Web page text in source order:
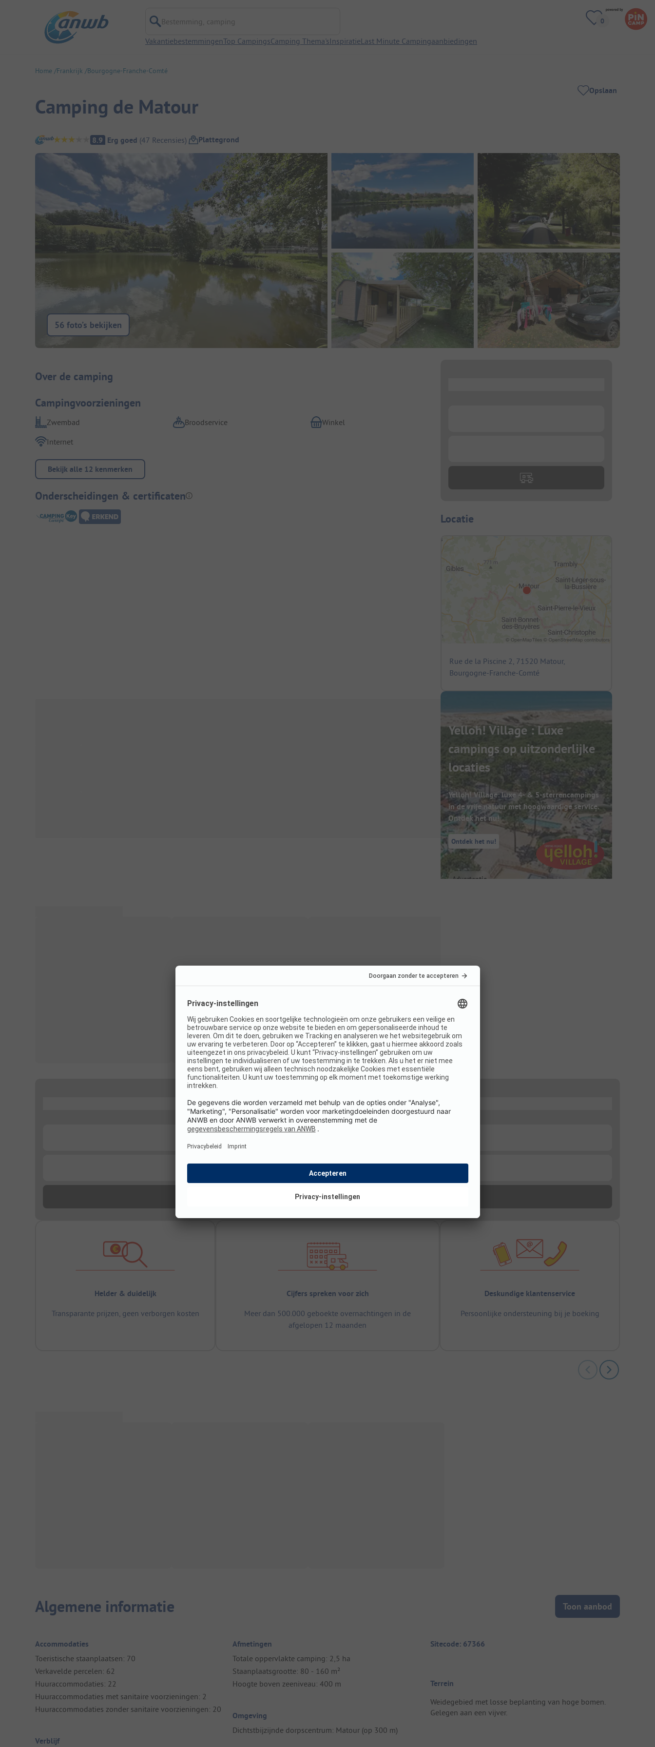
Bestemming, camping
VakantiebestemmingenTop CampingsCamping Thema'sInspiratieLast Minute Campingaanbiedingen
Home Frankrijk Bourgogne-Franche-Comté
Camping de Matour
Opslaan
Camping overzicht
8.9 Erg goed (47 Recensies) Plattegrond
56 foto’s bekijken
Camping introductie
Over de camping
Campingvoorzieningen
Zwembad Broodservice
Winkel
Internet
Bekijk alle 12 kenmerken
Onderscheidingen & certificaten
Locatie
Rue de la Piscine 2, 71520 Matour,
Bourgogne-Franche-Comté
Yelloh! Village : Luxe
campings op uitzonderlijke
locaties
Yelloh! Village: luxe 4- & 5-sterrencampings
in de vrije natuur met hoogwaardige service.
Ontdek het nu!
Ontdek het nu!
Helder & duidelijk
Transparante prijzen, geen verborgen kosten
Cijfers spreken voor zich
Meer dan 500.000 geboekte overnachtingen in de
afgelopen 12 maanden
Deskundige klantenservice
Persoonlijke ondersteuning bij je boeking
Algemene informatie Toon aanbod
Accommodaties
Toeristische staanplaatsen: 70
Verkavelde percelen: 62
Huuraccommodaties: 22
Huuraccommodaties met sanitaire voorzieningen: 2
Huuraccommodaties zonder sanitaire voorzieningen: 20
Verblijf
Afmetingen
Totale oppervlakte camping: 2,5 ha
Staanplaatsgrootte: 80 - 160 m²
Hoogte boven zeeniveau: 400 m
Omgeving
Dichtstbijzijnde dorpscentrum: Matour (op 300 m)
Sitecode: 67366
Terrein
Weidegebied met losse beplanting van hoge bomen.
Gelegen aan een vijver.